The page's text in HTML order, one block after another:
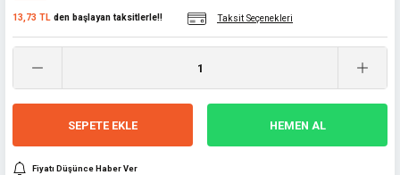
13,73 TL den başlayan taksitlerle!! Taksit Seçenekleri
SEPETE EKLE HEMEN AL
Fiyatı Düşünce Haber Ver